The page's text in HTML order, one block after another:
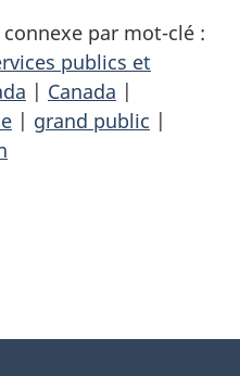
par mot-clé :
publics et
| Canada |
| grand public |